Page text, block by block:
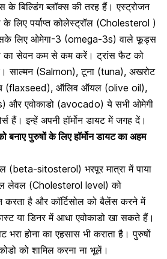
के बिल्डिंग ब्लॉक्स की तरह हैं। एस्ट्रोजन
के लिए पर्याप्त कोलेस्ट्रॉल (Cholesterol )
लिए ओमेगा-3 (omega-3s) वाले फूड्स
सेवन कम से कम करें। ट्रांस फैट को
साल्मन (Salmon), टूना (tuna), अखरोट
(flaxseed), ऑलिव ऑयल (olive oil),
और एवोकाडो (avocado) ये सभी ओमेगी
हैं। इन्हें अपनी हॉर्मोन डायट में जगह दें।
पुरुषों के लिए हॉर्मोन डायट का अहम
(beta-sitosterol) भरपूर मात्रा में पाया
लेवल (Cholesterol level) को
करता है और कॉर्टिसोल को बैलेंस करने में
या डिनर में आधा एवोकाडो खा सकते हैं।
होना का एहसास भी कराता है। पुरुषों
को शामिल करना ना भूलें।